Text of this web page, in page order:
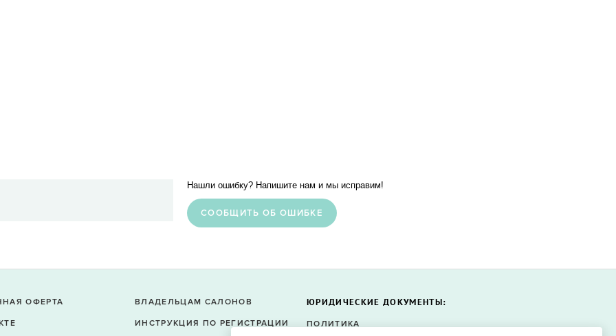
Нашли ошибку? Напишите нам и мы исправим!
CООБЩИТЬ ОБ ОШИБКЕ
ОФЕРТА ВЛАДЕЛЬЦАМ САЛОНОВ
ИНСТРУКЦИЯ ПО РЕГИСТРАЦИИ
ЮРИДИЧЕСКИЕ ДОКУМЕНТЫ:
ПОЛИТИКА